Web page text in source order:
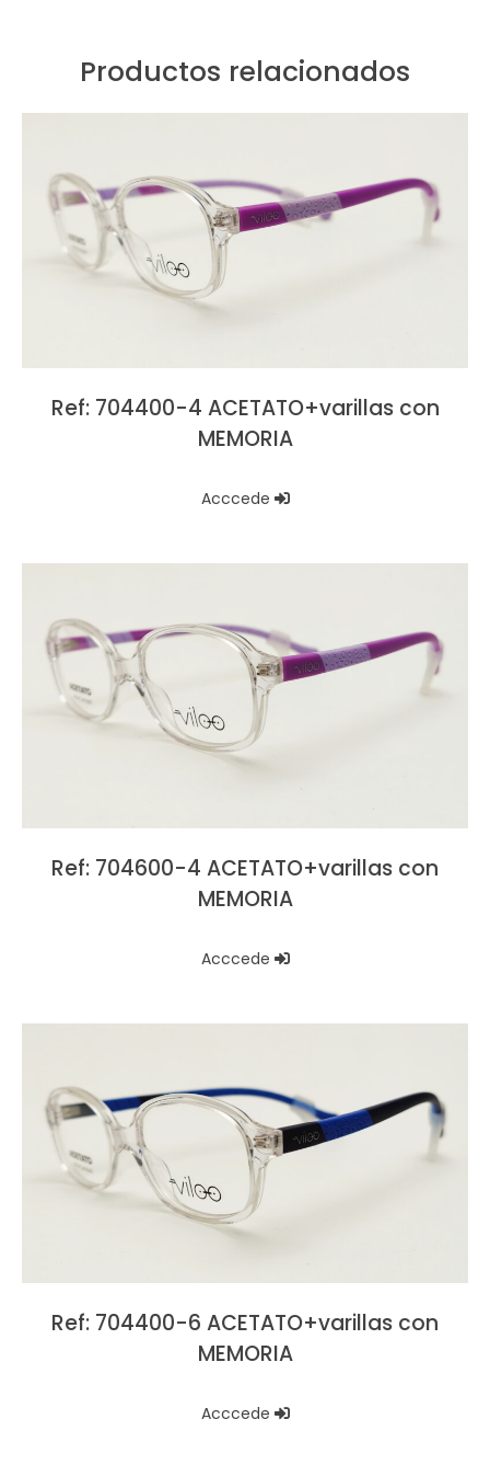
Productos relacionados
Ref: 704400-4 ACETATO+varillas con
MEMORIA
Acccede
Ref: 704600-4 ACETATO+varillas con
MEMORIA
Acccede
Ref: 704400-6 ACETATO+varillas con
MEMORIA
Acccede